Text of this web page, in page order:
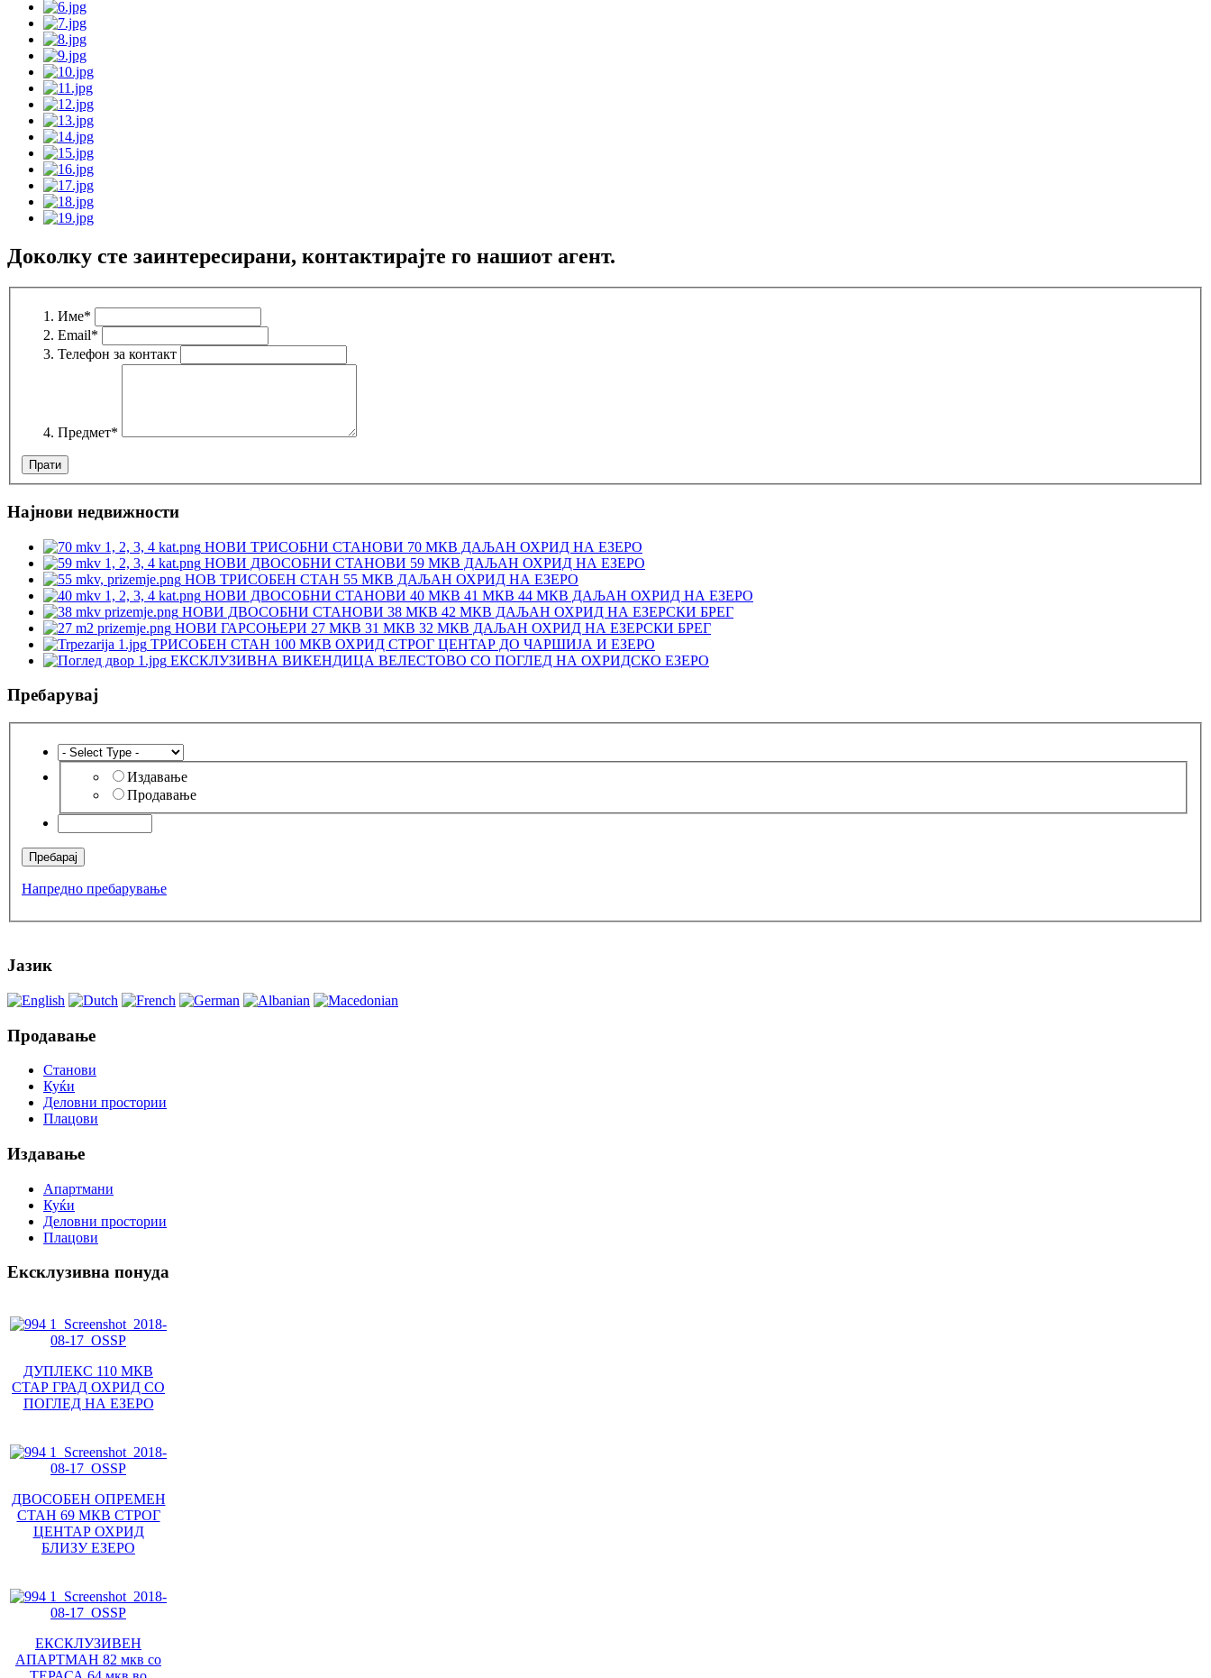
Доколку сте заинтересирани, контактирајте го нашиот агент.
Име*
Email*
Телефон за контакт
Предмет*
Најнови недвижности
НОВИ ТРИСОБНИ СТАНОВИ 70 МКВ ДАЉАН ОХРИД НА ЕЗЕРО
НОВИ ДВОСОБНИ СТАНОВИ 59 МКВ ДАЉАН ОХРИД НА ЕЗЕРО
НОВ ТРИСОБЕН СТАН 55 МКВ ДАЉАН ОХРИД НА ЕЗЕРО
НОВИ ДВОСОБНИ СТАНОВИ 40 МКВ 41 МКВ 44 МКВ ДАЉАН ОХРИД НА ЕЗЕРО
НОВИ ДВОСОБНИ СТАНОВИ 38 МКВ 42 МКВ ДАЉАН ОХРИД НА ЕЗЕРСКИ БРЕГ
НОВИ ГАРСОЊЕРИ 27 МКВ 31 МКВ 32 МКВ ДАЉАН ОХРИД НА ЕЗЕРСКИ БРЕГ
ТРИСОБЕН СТАН 100 МКВ ОХРИД СТРОГ ЦЕНТАР ДО ЧАРШИЈА И ЕЗЕРО
ЕКСКЛУЗИВНА ВИКЕНДИЦА ВЕЛЕСТОВО СО ПОГЛЕД НА ОХРИДСКО ЕЗЕРО
Пребарувај
Издавање
Продавање
Напредно пребарување
Јазик
Продавање
Станови
Куќи
Деловни простории
Плацови
Издавање
Апартмани
Куќи
Деловни простории
Плацови
Ексклузивна понуда
ДУПЛЕКС 110 МКВ
СТАР ГРАД ОХРИД СО
ПОГЛЕД НА ЕЗЕРО
ДВОСОБЕН ОПРЕМЕН
СТАН 69 МКВ СТРОГ
ЦЕНТАР ОХРИД
БЛИЗУ ЕЗЕРО
ЕКСКЛУЗИВЕН
АПАРТМАН 82 мкв со